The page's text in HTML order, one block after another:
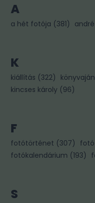
A
a hét fotója (381)
K
kiállítás (322)
kincses károly (96)
F
fotótörténet (307)
fotókalendárium (193)
S